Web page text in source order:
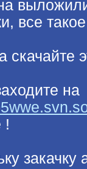
все
скачайте
на
!